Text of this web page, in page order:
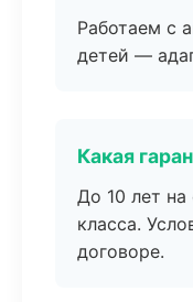
Работаем с
детей —
Какая
До 10 лет
класса.
договоре.